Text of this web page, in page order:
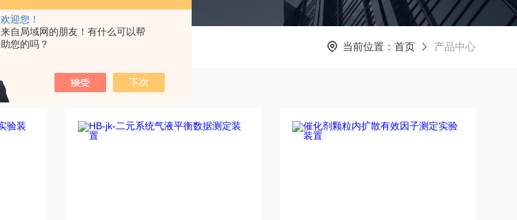
欢迎您！
来自局域网的朋友！有什么可以帮
助您的吗？
当前位置： 首页 产品中心